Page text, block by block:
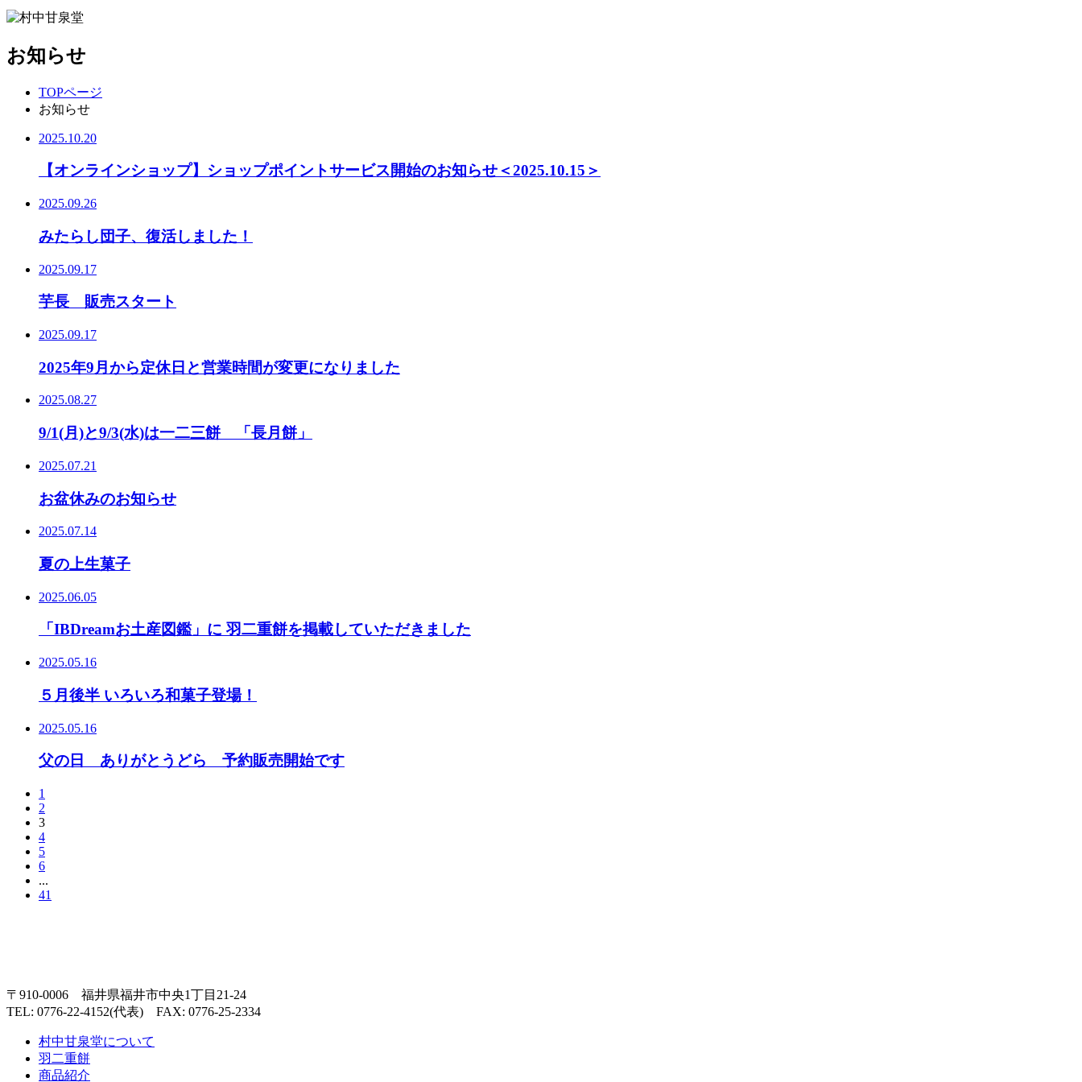
お知らせ
TOPページ
お知らせ
2025.10.20
【オンラインショップ】ショップポイントサービス開始のお知らせ＜2025.10.15＞
2025.09.26
みたらし団子、復活しました！
2025.09.17
芋長 販売スタート
2025.09.17
2025年9月から定休日と営業時間が変更になりました
2025.08.27
9/1(月)と9/3(水)は一二三餅 「長月餅」
2025.07.21
お盆休みのお知らせ
2025.07.14
夏の上生菓子
2025.06.05
「IBDreamお土産図鑑」に 羽二重餅を掲載していただきました
2025.05.16
５月後半 いろいろ和菓子登場！
2025.05.16
父の日 ありがとうどら 予約販売開始です
1
2
3
4
5
6
...
41
〒910-0006 福井県福井市中央1丁目21-24
TEL: 0776-22-4152(代表) FAX: 0776-25-2334
村中甘泉堂について
羽二重餅
商品紹介